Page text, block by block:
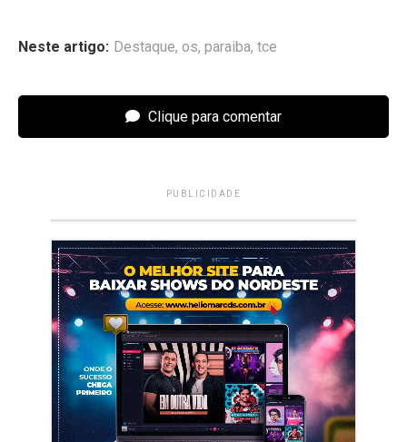
Neste artigo: Destaque, os, paraiba, tce
Clique para comentar
PUBLICIDADE